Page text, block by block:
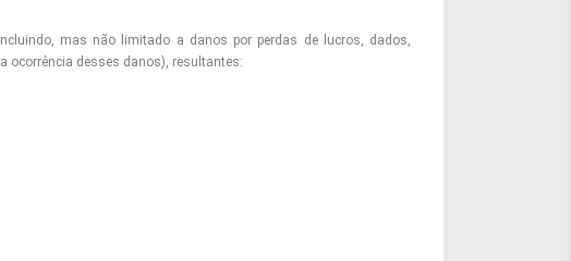
mas não limitado a danos por perdas de lucros, dados,
ocorrência desses danos), resultantes: